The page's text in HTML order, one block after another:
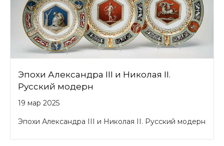
Эпохи Александра III и Николая II.
Русский модерн
19 мар 2025
Эпохи Александра III и Николая II. Русский модерн